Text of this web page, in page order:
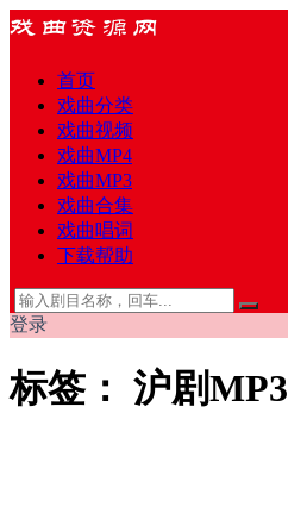
首页
戏曲分类
戏曲视频
戏曲MP4
戏曲MP3
戏曲合集
戏曲唱词
下载帮助
登录
标签： 沪剧MP3